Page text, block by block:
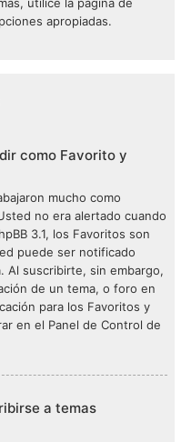
apropiadas.
como Favorito y
mucho como
no era alertado cuando
3.1, los Favoritos son
puede ser notificado
Al suscribirte, sin embargo,
de un tema, o foro en
para los Favoritos y
en el Panel de Control de
a temas